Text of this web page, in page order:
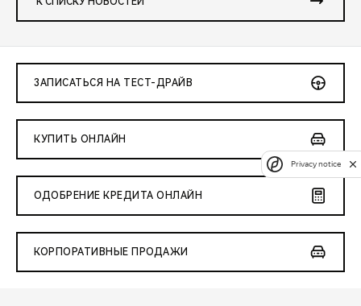
ЗАПИСАТЬСЯ НА ТЕСТ-ДРАЙВ
КУПИТЬ ОНЛАЙН
ОДОБРЕНИЕ КРЕДИТА ОНЛАЙН
КОРПОРАТИВНЫЕ ПРОДАЖИ
Privacy notice